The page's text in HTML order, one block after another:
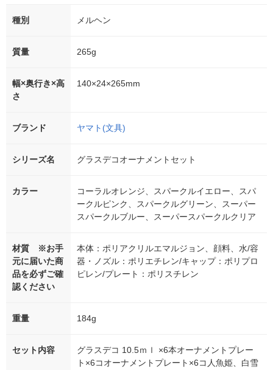
種別 メルヘン
質量 265g
幅×奥行き×高
さ
140×24×265mm
ブランド ヤマト(文具)
シリーズ名 グラスデコオーナメントセット
カラー
コーラルオレンジ、スパークルイエロー、スパ
ークルピンク、スパークルグリーン、スーパー
スパークルブルー、スーパースパークルクリア
材質 ※お手
元に届いた商
品を必ずご確
認ください
本体：ポリアクリルエマルジョン、顔料、水/容
器・ノズル：ポリエチレン/キャップ：ポリプロ
ピレン/プレート：ポリスチレン
重量 184g
セット内容
グラスデコ 10.5ｍｌ ×6本オーナメントプレー
ト×6コオーナメントプレート×6コ人魚姫、白雪